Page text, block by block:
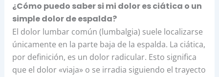
¿Cómo puedo saber si mi dolor es ciática o un
simple dolor de espalda?
El dolor lumbar común (lumbalgia) suele localizarse
únicamente en la parte baja de la espalda. La ciática,
por definición, es un dolor radicular. Esto significa
que el dolor «viaja» o se irradia siguiendo el trayecto